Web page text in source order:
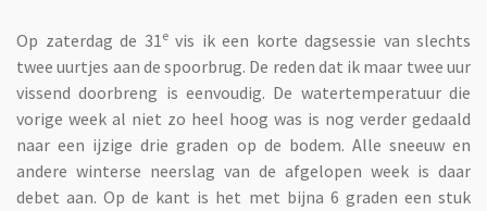
Op zaterdag de 31evis ik een korte dagsessie van slechts
twee uurtjes aan de spoorbrug. De reden dat ik maar twee uur
vissend doorbreng is eenvoudig. De watertemperatuur die
vorige week al niet zo heel hoog was is nog verder gedaald
naar een ijzige drie graden op de bodem. Alle sneeuw en
andere winterse neerslag van de afgelopen week is daar
debet aan. Op de kant is het met bijna 6 graden een stuk